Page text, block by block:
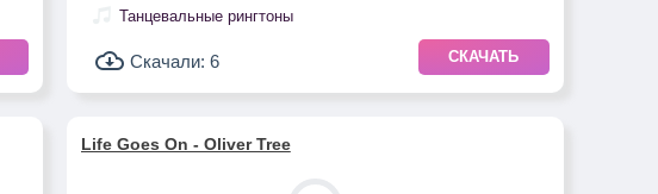
Танцевальные рингтоны
Скачали: 6 СКАЧАТЬ
Life Goes On - Oliver Tree